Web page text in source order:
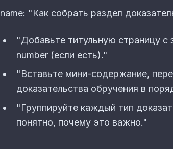
name: "Как собрать раздел
"Добавьте титульную страницу с
number (если есть)."
"Вставьте мини-содержание,
доказательства обручения в
"Группируйте каждый тип
понятно, почему это важно."